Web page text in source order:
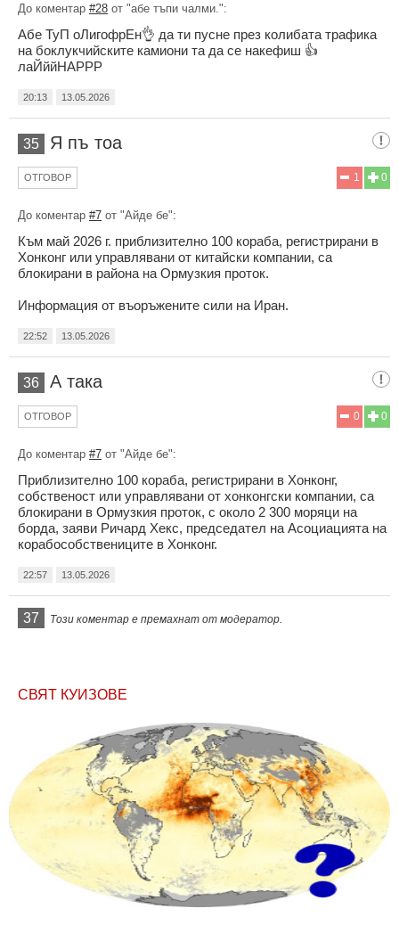
До коментар #28 от "абе тъпи чалми.":
Абе ТуП оЛигофрЕн👌 да ти пусне през колибата трафика
на боклукчийските камиони та да се накефиш 👍
лаЙййНАРРР
20:13 13.05.2026
35 Я пъ тоа
0
1
ОТГОВОР
До коментар #7 от "Айде бе":
Към май 2026 г. приблизително 100 кораба, регистрирани в
Хонконг или управлявани от китайски компании, са
блокирани в района на Ормузкия проток.
Информация от въоръжените сили на Иран.
22:52 13.05.2026
36 А така
0
0
ОТГОВОР
До коментар #7 от "Айде бе":
Приблизително 100 кораба, регистрирани в Хонконг,
собственост или управлявани от хонконгски компании, са
блокирани в Ормузкия проток, с около 2 300 моряци на
борда, заяви Ричард Хекс, председател на Асоциацията на
корабособствениците в Хонконг.
22:57 13.05.2026
37 Този коментар е премахнат от модератор.
СВЯТ КУИЗОВЕ